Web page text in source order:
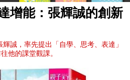
增能：張輝誠的創新
誠，率先提出「自學、思考、表達」
他的課堂觀課。